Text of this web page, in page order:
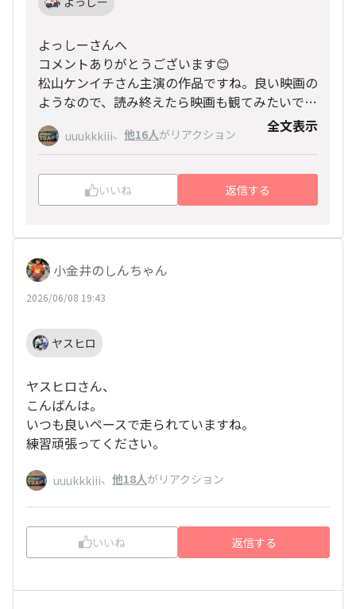
よっしーさんへ
コメントありがとうございます😊
松山ケンイチさん主演の作品ですね。良い映画の
ようなので、読み終えたら映画も観てみたいで
す！
ありがとうございました。
ヤスヒロuuukkkiii、 他16人がリアクション 全文表示
いいね 返信する
小金井のしんちゃん
2026/06/08 19:43
ヤスヒロ
ヤスヒロさん、
こんばんは。
いつも良いペースで走られていますね。
練習頑張ってください。
uuukkkiii、 他18人がリアクション
いいね 返信する